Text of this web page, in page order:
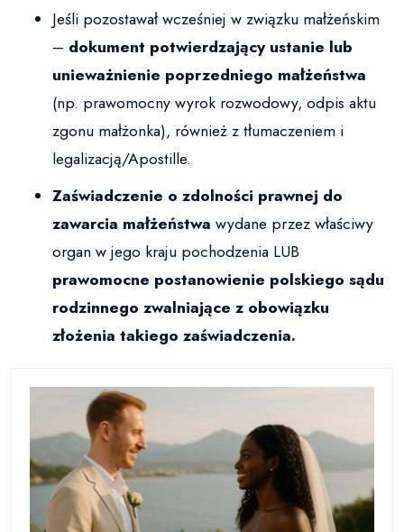
Jeśli pozostawał wcześniej w związku małżeńskim
– dokument potwierdzający ustanie lub
unieważnienie poprzedniego małżeństwa
(np. prawomocny wyrok rozwodowy, odpis aktu
zgonu małżonka), również z tłumaczeniem i
legalizacją/Apostille.
Zaświadczenie o zdolności prawnej do
zawarcia małżeństwa wydane przez właściwy
organ w jego kraju pochodzenia LUB
prawomocne postanowienie polskiego sądu
rodzinnego zwalniające z obowiązku
złożenia takiego zaświadczenia.